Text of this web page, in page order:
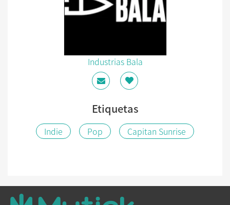
Industrias Bala
Etiquetas
Indie Pop Capitan Sunrise